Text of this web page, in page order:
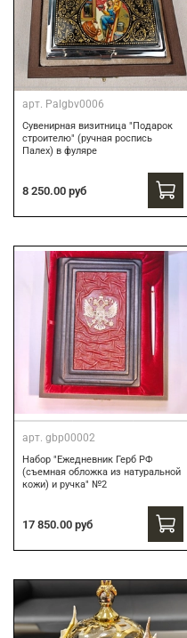
арт. Palgbv0006
Сувенирная визитница "Подарок
строителю" (ручная роспись
Палех) в фуляре
8 250.00 руб
арт. gbp00002
Набор "Ежедневник Герб РФ
(съемная обложка из натуральной
кожи) и ручка" №2
17 850.00 руб